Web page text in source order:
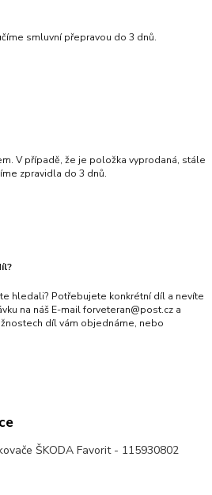
smluvní přepravou do 3 dnů.
V případě, že je položka vyprodaná, stále
zpravidla do 3 dnů.
hledali? Potřebujete konkrétní díl a nevíte
na náš E-mail forveteran@post.cz a
díl vám objednáme, nebo
ŠKODA Favorit - 115930802